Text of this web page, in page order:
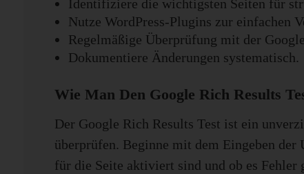
Identifiziere die wichtigsten Seiten für
Nutze WordPress-Plugins zur einfachen
Regelmäßige Überprüfung mit der
Dokumentiere Änderungen systematisch.
Wie Man Den Google Rich Results
Der Google Rich Results Test ist ein
überprüfen. Beginne mit dem Eingeben der
für die Seite aktiviert sind und ob es Fehler